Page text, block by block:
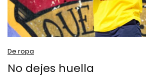
De ropa
No dejes huella